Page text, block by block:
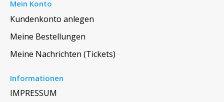
Mein Konto
Kundenkonto anlegen
Meine Bestellungen
Meine Nachrichten (Tickets)
Informationen
IMPRESSUM